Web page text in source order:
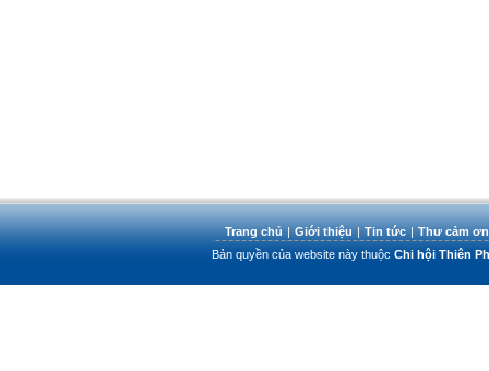
Trang chủ | Giới thiệu | Tin tức | Thư cảm ơn
Bản quyền của website này thuộcChi hội Thiên